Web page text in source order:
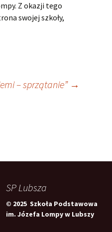
Z okazji tego
swojej szkoły,
– sprzątanie” →
SP Lubsza
© 2025 Szkoła Podstawowa
im. Józefa Lompy w Lubszy